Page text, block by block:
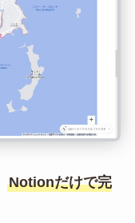
Notionだけで完